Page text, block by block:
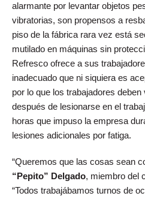
alarmante por levantar objetos
vibratorias, son propensos a
piso de la fábrica rara vez está
mutilado en máquinas sin
Refresco ofrece a sus
inadecuado que ni siquiera es
por lo que los trabajadores
después de lesionarse en el
horas que impuso la empresa
lesiones adicionales por fatiga.
“Queremos que las cosas sean
“Pepito” Delgado, miembro del
“Todos trabajábamos turnos de